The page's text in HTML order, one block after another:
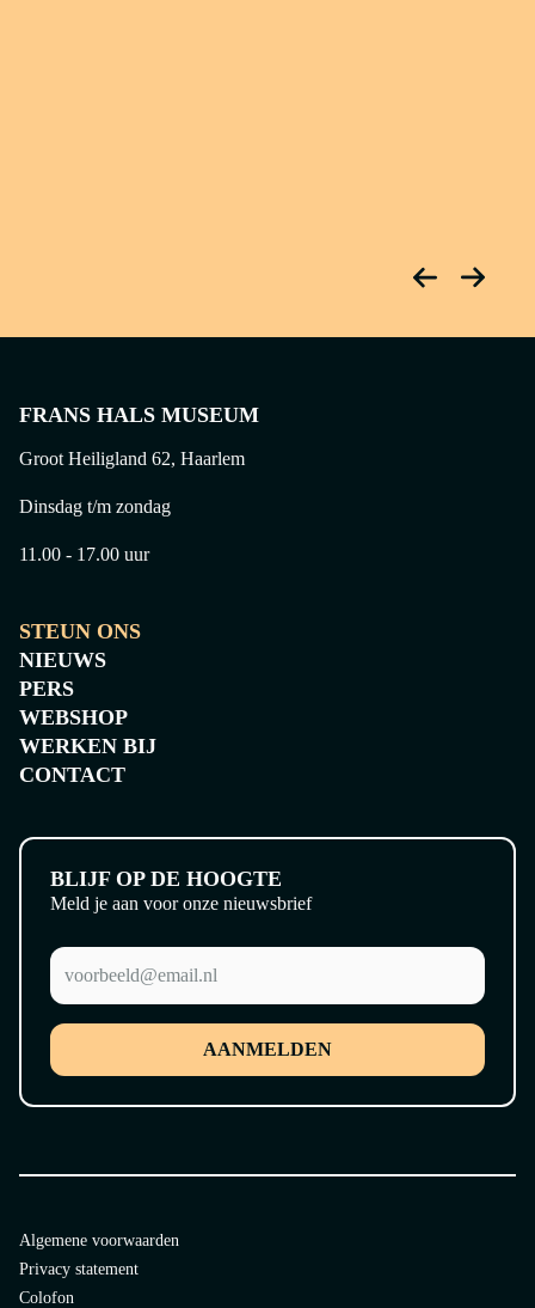
FRANS HALS MUSEUM
Groot Heiligland 62, Haarlem
Dinsdag t/m zondag
11.00 - 17.00 uur
STEUN ONS
NIEUWS
PERS
WEBSHOP
WERKEN BIJ
CONTACT
BLIJF OP DE HOOGTE
Meld je aan voor onze nieuwsbrief
AANMELDEN
Algemene voorwaarden
Privacy statement
Colofon